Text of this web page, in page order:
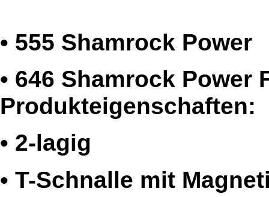
• 555 Shamrock Power
• 646 Shamrock Power
Produkteigenschaften:
• 2-lagig
• T-Schnalle mit